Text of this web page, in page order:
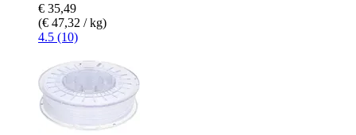
€ 35,49
(€ 47,32 / kg)
4.5 (10)